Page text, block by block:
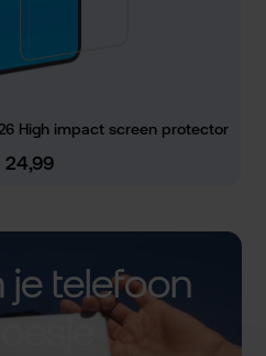
High impact screen protector
prijs:
je telefoon